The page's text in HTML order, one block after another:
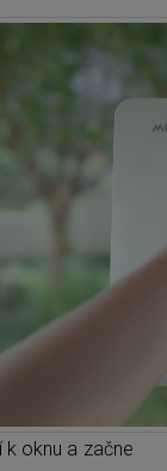
oknu a začne